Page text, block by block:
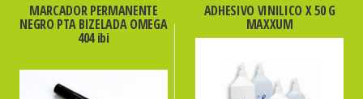
MARCADOR PERMANENTE
NEGRO PTA BIZELADA OMEGA
404 ibi
ADHESIVO VINILICO X 50 G
MAXXUM